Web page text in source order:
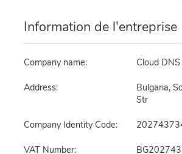
Information de l'entreprise
Company name: Cloud
Address:
Bulgaria,
Str
Company Identity Code:
VAT Number: